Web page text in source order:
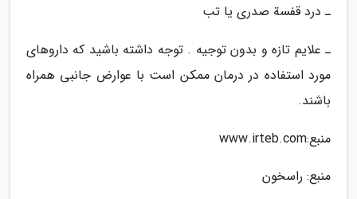
ـ درد قفسة صدری یا تب
ـ علایم تازه و بدون توجیه . توجه داشته باشید که داروهای
مورد استفاده در درمان ممکن است با عوارض جانبی همراه
باشند.
منبع:www.irteb.com
منبع: راسخون